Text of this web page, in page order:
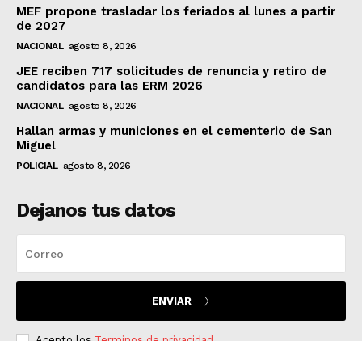
MEF propone trasladar los feriados al lunes a partir
de 2027
NACIONAL agosto 8, 2026
JEE reciben 717 solicitudes de renuncia y retiro de
candidatos para las ERM 2026
NACIONAL agosto 8, 2026
Hallan armas y municiones en el cementerio de San
Miguel
POLICIAL agosto 8, 2026
Dejanos tus datos
ENVIAR